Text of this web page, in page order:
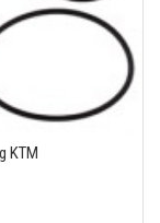
KTM